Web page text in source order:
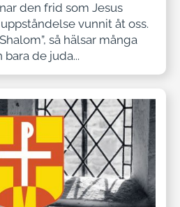
den frid som Jesus
vunnit åt oss.
så hälsar många
de juda...